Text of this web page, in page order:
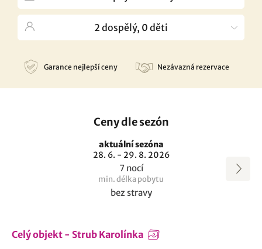
Garance nejlepší ceny Nezávazná rezervace
Ceny dle sezón
aktuální sezóna
28. 6. - 29. 8. 2026
7 nocí
min. délka pobytu
bez stravy
Celý objekt - Strub Karolínka